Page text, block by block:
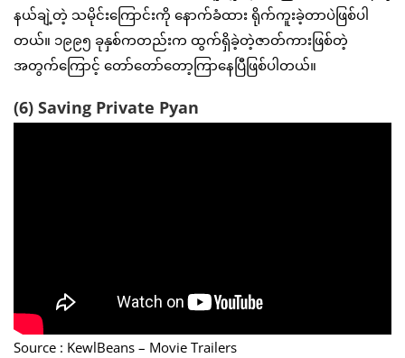
နယ်ချဲ့တဲ့ သမိုင်းကြောင်းကို နောက်ခံထား ရိုက်ကူးခဲ့တာပဲဖြစ်ပါ
တယ်။ ၁၉၉၅ ခုနှစ်ကတည်းက ထွက်ရှိခဲ့တဲ့ဇာတ်ကားဖြစ်တဲ့
အတွက်ကြောင့် တော်တော်တော့ကြာနေပြီဖြစ်ပါတယ်။
(6) Saving Private Pyan
Source : KewlBeans – Movie Trailers